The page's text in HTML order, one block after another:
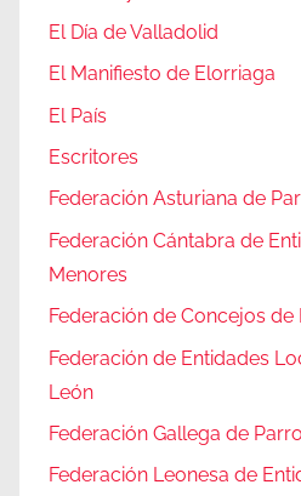
El Día de Valladolid
El Manifiesto de Elorriaga
El País
Escritores
Federación Asturiana de
Federación Cántabra de
Menores
Federación de Concejos de
Federación de Entidades
León
Federación Gallega de
Federación Leonesa de